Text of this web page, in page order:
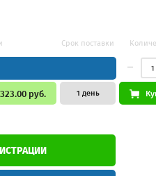
Срок поставки
руб. 1 день